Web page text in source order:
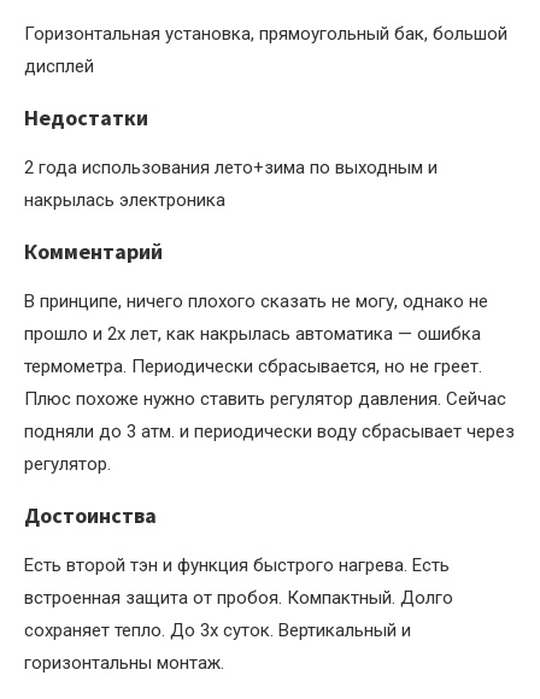
Горизонтальная установка, прямоугольный бак, большой
дисплей
Недостатки
2 года использования лето+зима по выходным и
накрылась электроника
Комментарий
В принципе, ничего плохого сказать не могу, однако не
прошло и 2х лет, как накрылась автоматика — ошибка
термометра. Периодически сбрасывается, но не греет.
Плюс похоже нужно ставить регулятор давления. Сейчас
подняли до 3 атм. и периодически воду сбрасывает через
регулятор.
Достоинства
Есть второй тэн и функция быстрого нагрева. Есть
встроенная защита от пробоя. Компактный. Долго
сохраняет тепло. До 3х суток. Вертикальный и
горизонтальны монтаж.